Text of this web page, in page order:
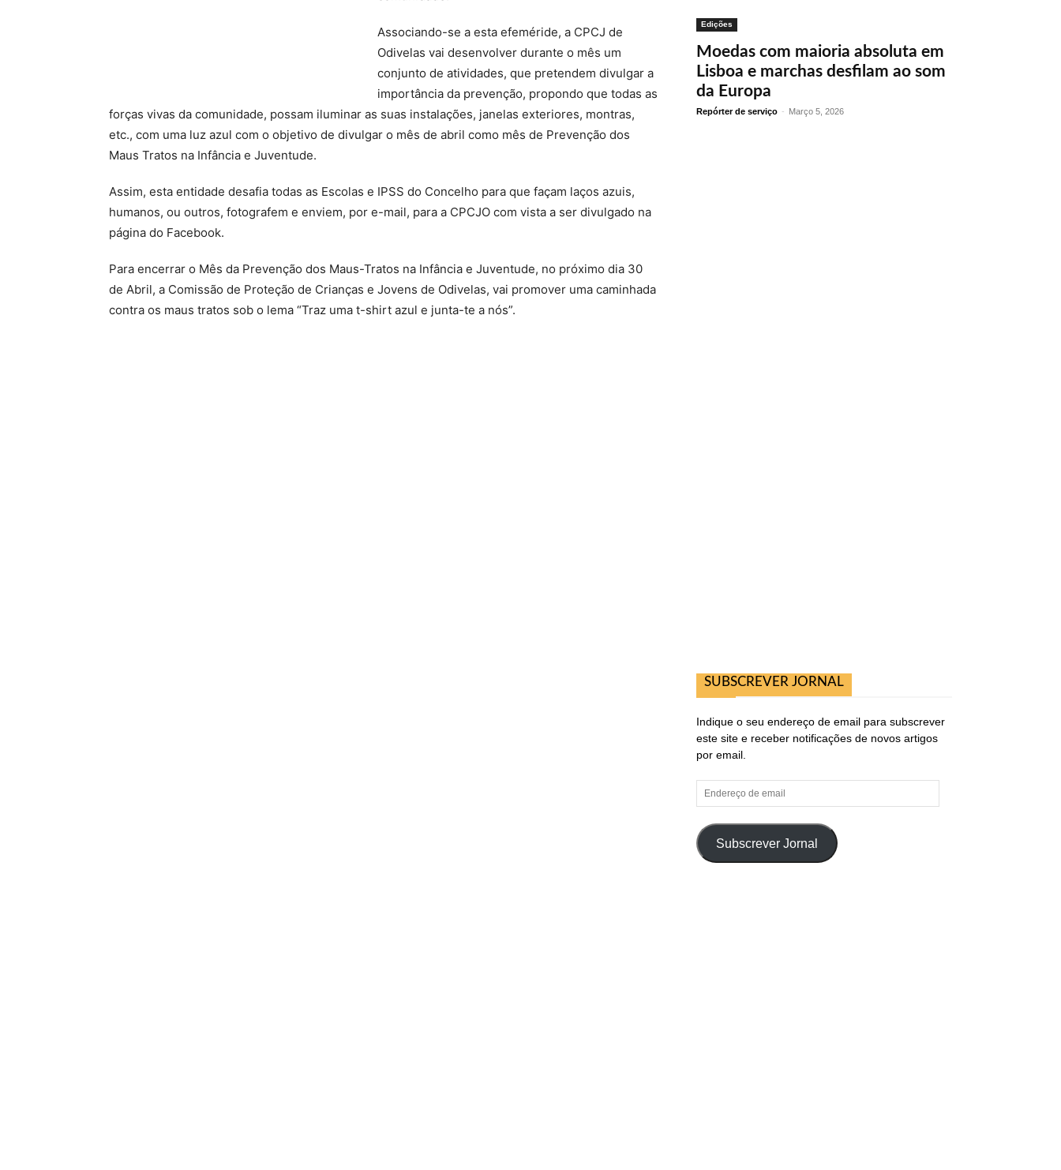
Associando-se a esta efeméride, a CPCJ de
Odivelas vai desenvolver durante o mês um
conjunto de atividades, que pretendem divulgar a
importância da prevenção, propondo que todas as
forças vivas da comunidade, possam iluminar as suas instalações, janelas exteriores, montras,
etc., com uma luz azul com o objetivo de divulgar o mês de abril como mês de Prevenção dos
Maus Tratos na Infância e Juventude.
Assim, esta entidade desafia todas as Escolas e IPSS do Concelho para que façam laços azuis,
humanos, ou outros, fotografem e enviem, por e-mail, para a CPCJO com vista a ser divulgado na
página do Facebook.
Para encerrar o Mês da Prevenção dos Maus-Tratos na Infância e Juventude, no próximo dia 30
de Abril, a Comissão de Proteção de Crianças e Jovens de Odivelas, vai promover uma caminhada
contra os maus tratos sob o lema “Traz uma t-shirt azul e junta-te a nós”.
Edições
Moedas com maioria absoluta em
Lisboa e marchas desfilam ao som
da Europa
Repórter de serviço - Março 5, 2026
SUBSCREVER JORNAL
Indique o seu endereço de email para subscrever
este site e receber notificações de novos artigos
por email.
Endereço
de
Subscrever Jornal